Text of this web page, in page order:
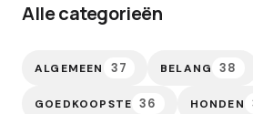
Alle categorieën
ALGEMEEN 37 BELANG 38
GOEDKOOPSTE 36 HONDEN